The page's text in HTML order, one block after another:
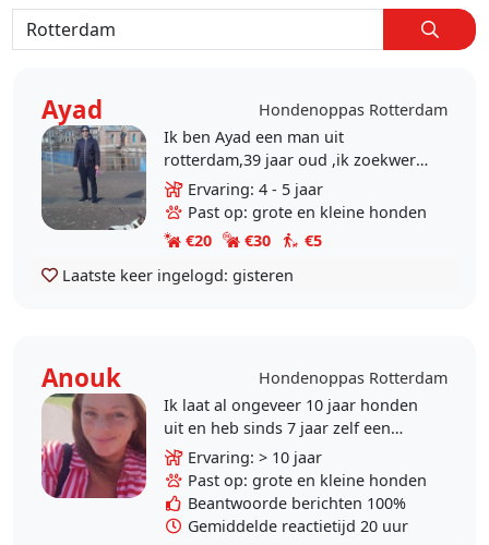
Ayad
Hondenoppas Rotterdam
Ik ben Ayad een man uit
rotterdam,39 jaar oud ,ik zoekwerk
als hondenoppas, ik heb ervaring.
Ons hondje is pas overleden en
daarom naast mijn werk..
Ervaring: 4 - 5 jaar
Past op: grote en kleine honden
€20
€30
€5
Laatste keer ingelogd: gisteren
Anouk
Hondenoppas Rotterdam
Ik laat al ongeveer 10 jaar honden
uit en heb sinds 7 jaar zelf een
hond.Ik ben gek op ze,kan mij
geen leven zonder hond
voorstellen.Mijn hond Chica..
Ervaring: > 10 jaar
Past op: grote en kleine honden
Beantwoorde berichten 100%
Gemiddelde reactietijd 20 uur